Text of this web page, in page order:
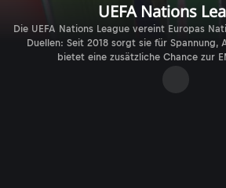
UEFA Nations
Die UEFA Nations League vereint Europas
Duellen: Seit 2018 sorgt sie für Spannung,
bietet eine zusätzliche Chance zur